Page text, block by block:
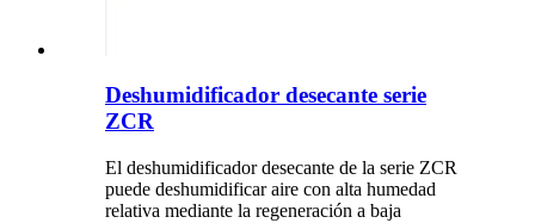
Deshumidificador desecante serie
ZCR
El deshumidificador desecante de la serie ZCR
puede deshumidificar aire con alta humedad
relativa mediante la regeneración a baja